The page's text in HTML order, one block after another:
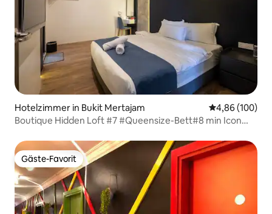
Hotelzimmer in Bukit Mertajam
4,86 (100)
Boutique Hidden Loft #7 #Queensize-Bett#8 min Icon
Gäste-Favorit
Gäste-Favorit